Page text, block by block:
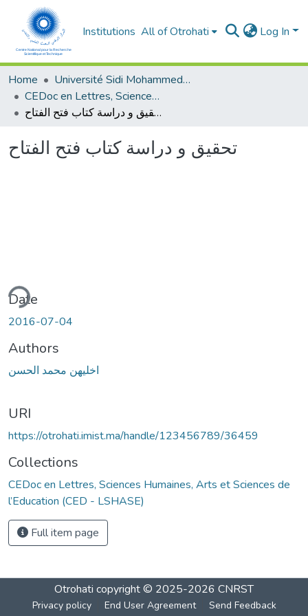
Institutions All of Otrohati Log In
Home
Université Sidi Mohammed Ben Abdellah - Fès
CEDoc en Lettres, Sciences Humaines, Arts et Sciences de l’Education (CED - LSHASE)
تحقيق و دراسة كتاب فتح الفتاح
تحقيق و دراسة كتاب فتح الفتاح
Date
2016-07-04
Authors
اخليهن محمد الحسن
URI
https://otrohati.imist.ma/handle/123456789/36459
Collections
CEDoc en Lettres, Sciences Humaines, Arts et Sciences de
l’Education (CED - LSHASE)
Full item page
Otrohati copyright © 2025-2026 CNRST
Privacy policy End User Agreement Send Feedback